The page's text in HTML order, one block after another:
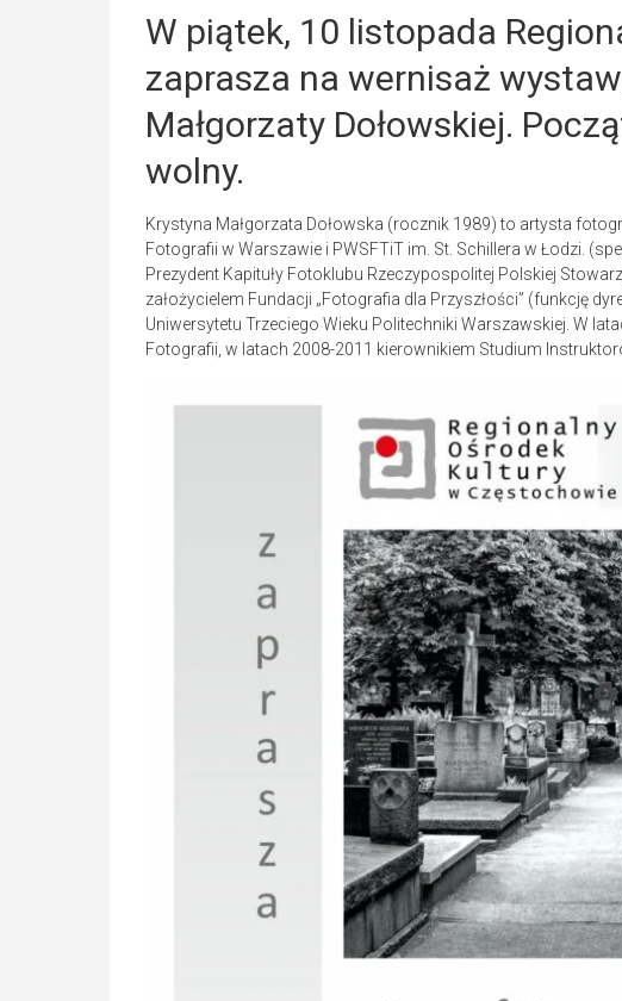
W piątek, 10 listopada
zaprasza na wernisaż
Małgorzaty Dołowskiej.
wolny.
Krystyna Małgorzata Dołowska (rocznik 1989) to artysta
Fotografii w Warszawie i PWSFTiT im. St. Schillera w Łodzi.
Prezydent Kapituły Fotoklubu Rzeczypospolitej Polskiej
założycielem Fundacji „Fotografia dla Przyszłości” (funkcję
Uniwersytetu Trzeciego Wieku Politechniki Warszawskiej. W
Fotografii, w latach 2008-2011 kierownikiem Studium